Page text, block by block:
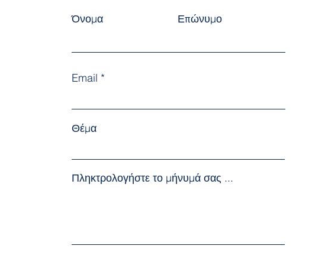
Όνομα Επώνυμο
Email
Θέμα
Πληκτρολογήστε το μήνυμά σας ...